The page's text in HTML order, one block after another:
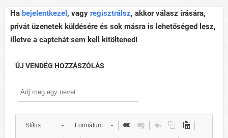
Ha bejelentkezel , vagy regisztrálsz, akkor válasz írására,
privát üzenetek küldésére és sok másra is lehetőséged lesz,
illetve a captchát sem kell kitöltened!
ÚJ VENDÉG HOZZÁSZÓLÁS
Stílus Formátum